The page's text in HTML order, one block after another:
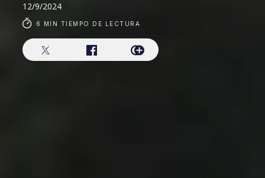
12/9/2024
6 MIN TIEMPO DE LECTURA